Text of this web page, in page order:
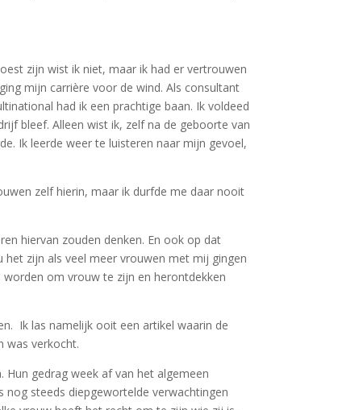
zijn wist ik niet, maar ik had er vertrouwen
mijn carrière voor de wind. Als consultant
had ik een prachtige baan. Ik voldeed
bleef. Alleen wist ik, zelf na de geboorte van
Ik leerde weer te luisteren naar mijn gevoel,
zelf hierin, maar ik durfde me daar nooit
hiervan zouden denken. En ook op dat
zijn als veel meer vrouwen met mij gingen
om vrouw te zijn en herontdekken
Ik las namelijk ooit een artikel waarin de
was verkocht.
Hun gedrag week af van het algemeen
nog steeds diepgewortelde verwachtingen